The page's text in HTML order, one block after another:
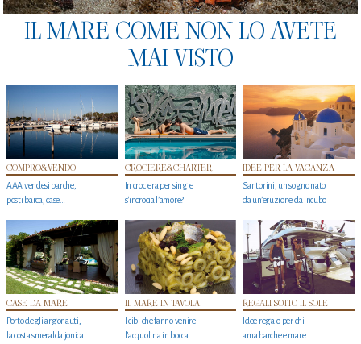
IL MARE COME NON LO AVETE
MAI VISTO
COMPRO&VENDO
AAA vendesi barche,
posti barca, case…
CROCIERE&CHARTER
In crociera per single
s'incrocia l’amore?
IDEE PER LA VACANZA
Santorini, un sogno nato
da un’eruzione da incubo
CASE DA MARE
Porto degli argonauti,
la costa smeralda jonica
IL MARE IN TAVOLA
I cibi che fanno venire
l’acquolina in bocca
REGALI SOTTO IL SOLE
Idee regalo per chi
ama barche e mare